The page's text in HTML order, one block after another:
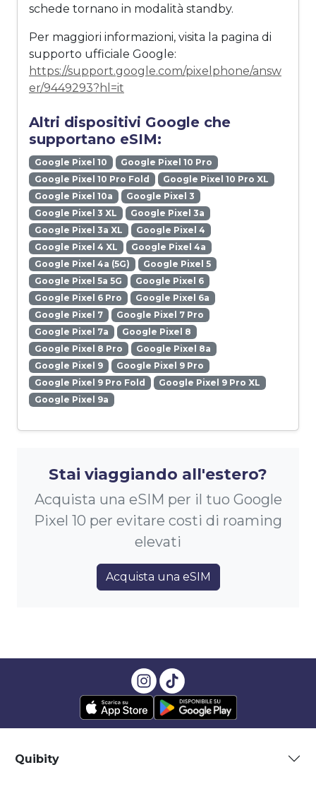
schede tornano in modalità standby.
Per maggiori informazioni, visita la pagina di
supporto ufficiale Google:
https://support.google.com/pixelphone/answ
er/9449293?hl=it
Altri dispositivi Google che
supportano eSIM:
Google Pixel 10
Google Pixel 10 Pro
Google Pixel 10 Pro Fold
Google Pixel 10 Pro XL
Google Pixel 10a
Google Pixel 3
Google Pixel 3 XL
Google Pixel 3a
Google Pixel 3a XL
Google Pixel 4
Google Pixel 4 XL
Google Pixel 4a
Google Pixel 4a (5G)
Google Pixel 5
Google Pixel 5a 5G
Google Pixel 6
Google Pixel 6 Pro
Google Pixel 6a
Google Pixel 7
Google Pixel 7 Pro
Google Pixel 7a
Google Pixel 8
Google Pixel 8 Pro
Google Pixel 8a
Google Pixel 9
Google Pixel 9 Pro
Google Pixel 9 Pro Fold
Google Pixel 9 Pro XL
Google Pixel 9a
Stai viaggiando all'estero?
Acquista una eSIM per il tuo Google
Pixel 10 per evitare costi di roaming
elevati
Acquista una eSIM
Quibity